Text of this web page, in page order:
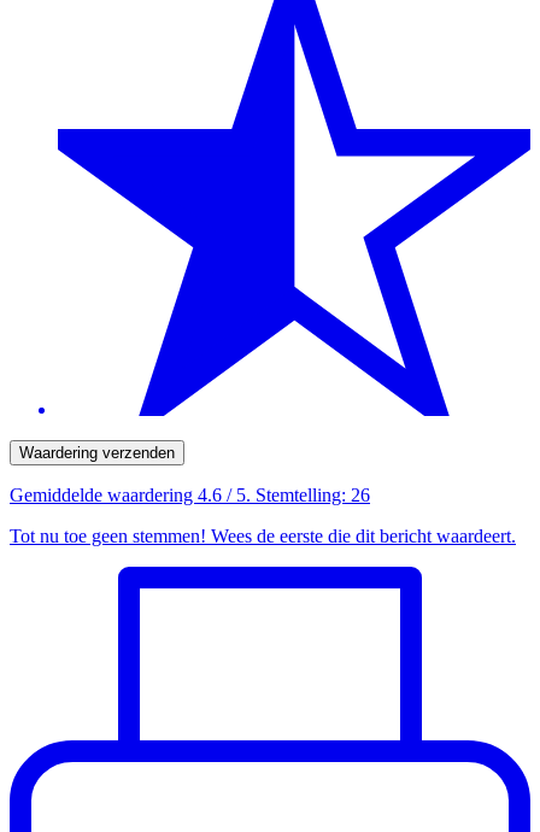
Waardering verzenden
Gemiddelde waardering 4.6 / 5. Stemtelling: 26
Tot nu toe geen stemmen! Wees de eerste die dit bericht waardeert.